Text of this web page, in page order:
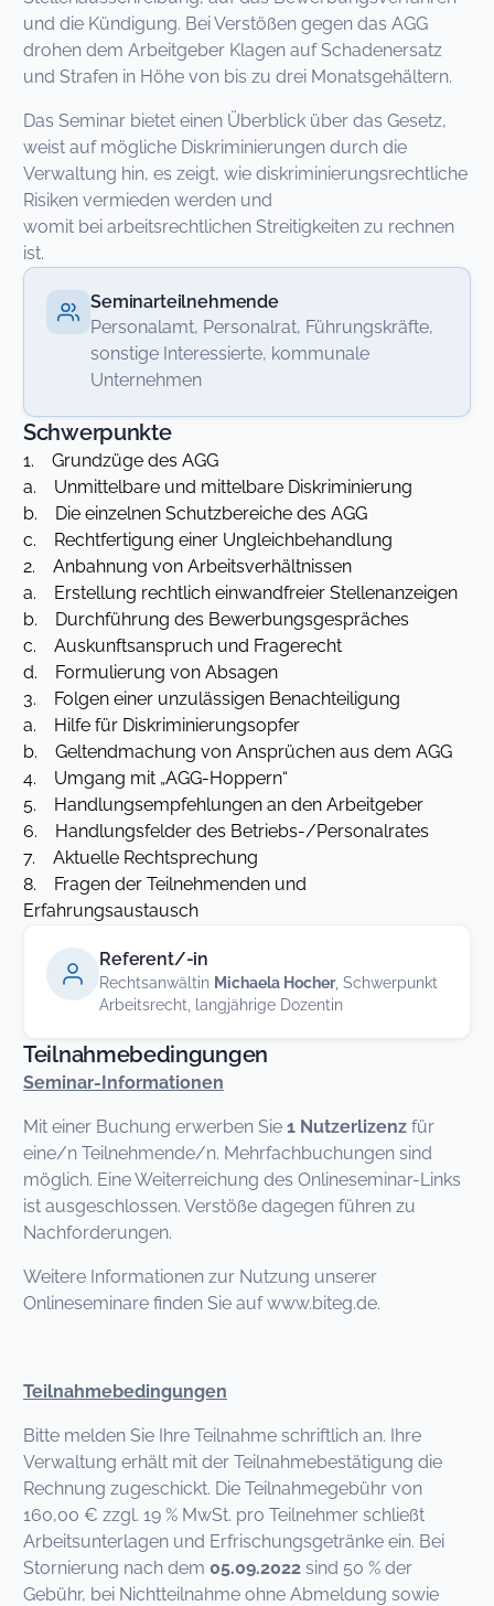
und die Kündigung. Bei Verstößen gegen das AGG
drohen dem Arbeitgeber Klagen auf Schadenersatz
und Strafen in Höhe von bis zu drei Monatsgehältern.
Das Seminar bietet einen Überblick über das Gesetz,
weist auf mögliche Diskriminierungen durch die
Verwaltung hin, es zeigt, wie diskriminierungsrechtliche
Risiken vermieden werden und
womit bei arbeitsrechtlichen Streitigkeiten zu rechnen
ist.
Seminarteilnehmende
Personalamt, Personalrat, Führungskräfte,
sonstige Interessierte, kommunale
Unternehmen
Schwerpunkte
1. Grundzüge des AGG
a. Unmittelbare und mittelbare Diskriminierung
b. Die einzelnen Schutzbereiche des AGG
c. Rechtfertigung einer Ungleichbehandlung
2. Anbahnung von Arbeitsverhältnissen
a. Erstellung rechtlich einwandfreier Stellenanzeigen
b. Durchführung des Bewerbungsgespräches
c. Auskunftsanspruch und Fragerecht
d. Formulierung von Absagen
3. Folgen einer unzulässigen Benachteiligung
a. Hilfe für Diskriminierungsopfer
b. Geltendmachung von Ansprüchen aus dem AGG
4. Umgang mit „AGG-Hoppern“
5. Handlungsempfehlungen an den Arbeitgeber
6. Handlungsfelder des Betriebs-/Personalrates
7. Aktuelle Rechtsprechung
8. Fragen der Teilnehmenden und
Erfahrungsaustausch
Referent/-in
Rechtsanwältin Michaela Hocher, Schwerpunkt
Arbeitsrecht, langjährige Dozentin
Teilnahmebedingungen
Seminar-Informationen
Mit einer Buchung erwerben Sie 1 Nutzerlizenz für
eine/n Teilnehmende/n. Mehrfachbuchungen sind
möglich. Eine Weiterreichung des Onlineseminar-Links
ist ausgeschlossen. Verstöße dagegen führen zu
Nachforderungen.
Weitere Informationen zur Nutzung unserer
Onlineseminare finden Sie auf www.biteg.de.
Teilnahmebedingungen
Bitte melden Sie Ihre Teilnahme schriftlich an. Ihre
Verwaltung erhält mit der Teilnahmebestätigung die
Rechnung zugeschickt. Die Teilnahmegebühr von
160,00 € zzgl. 19 % MwSt. pro Teilnehmer schließt
Arbeitsunterlagen und Erfrischungsgetränke ein. Bei
Stornierung nach dem 05.09.2022 sind 50 % der
Gebühr, bei Nichtteilnahme ohne Abmeldung sowie